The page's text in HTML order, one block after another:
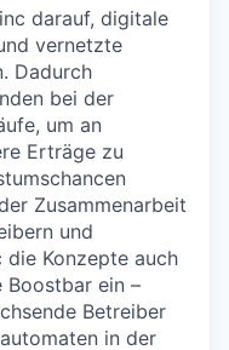
darauf, digitale
vernetzte
Dadurch
bei der
um an
Erträge zu
Zusammenarbeit
und
Konzepte auch
Boostbar ein –
Betreiber
in der